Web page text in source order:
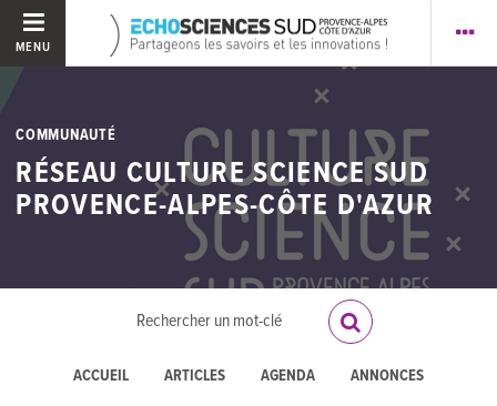
MENU
COMMUNAUTÉ
RÉSEAU CULTURE SCIENCE SUD
PROVENCE-ALPES-CÔTE D'AZUR
ACCUEIL ARTICLES AGENDA ANNONCES